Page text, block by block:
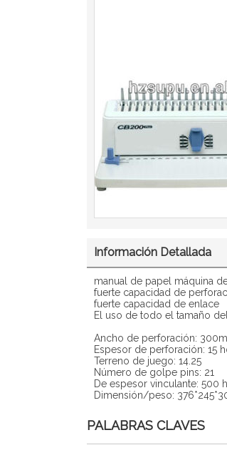
Información Detallada
manual de papel máquina
fuerte capacidad de
fuerte capacidad de enlace
El uso de todo el tamaño
Ancho de perforación:
Espesor de perforación: 15
Terreno de juego: 14.25
Número de golpe pins: 21
De espesor vinculante: 500
Dimensión/peso:
PALABRAS CLAVES